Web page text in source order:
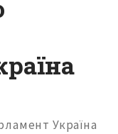
Україна